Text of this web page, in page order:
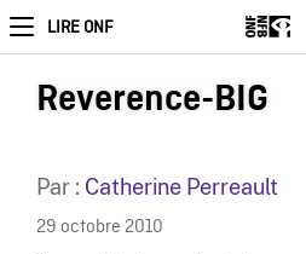
LIRE ONF
Reverence-BIG
Par : Catherine Perreault
29 octobre 2010